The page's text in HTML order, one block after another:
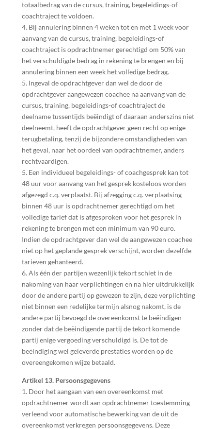
totaalbedrag van de cursus, training, begeleidings-of
coachtraject te voldoen.
4. Bij annulering binnen 4 weken tot en met 1 week voor
aanvang van de cursus, training, begeleidings-of
coachtraject is opdrachtnemer gerechtigd om 50% van
het verschuldigde bedrag in rekening te brengen en bij
annulering binnen een week het volledige bedrag.
5. Ingeval de opdrachtgever dan wel de door de
opdrachtgever aangewezen coachee na aanvang van de
cursus, training, begeleidings-of coachtraject de
deelname tussentijds beëindigt of daaraan anderszins niet
deelneemt, heeft de opdrachtgever geen recht op enige
terugbetaling, tenzij de bijzondere omstandigheden van
het geval, naar het oordeel van opdrachtnemer, anders
rechtvaardigen.
5. Een individueel begeleidings- of coachgesprek kan tot
48 uur voor aanvang van het gesprek kosteloos worden
afgezegd c.q. verplaatst. Bij afzegging c.q. verplaatsing
binnen 48 uur is opdrachtnemer gerechtigd om het
volledige tarief dat is afgesproken voor het gesprek in
rekening te brengen met een minimum van 90 euro.
Indien de opdrachtgever dan wel de aangewezen coachee
niet op het geplande gesprek verschijnt, worden dezelfde
tarieven gehanteerd.
6. Als één der partijen wezenlijk tekort schiet in de
nakoming van haar verplichtingen en na hier uitdrukkelijk
door de andere partij op gewezen te zijn, deze verplichting
niet binnen een redelijke termijn alsnog nakomt, is de
andere partij bevoegd de overeenkomst te beëindigen
zonder dat de beëindigende partij de tekort komende
partij enige vergoeding verschuldigd is. De tot de
beëindiging wel geleverde prestaties worden op de
overeengekomen wijze betaald.
Artikel 13. Persoonsgegevens
1. Door het aangaan van een overeenkomst met
opdrachtnemer wordt aan opdrachtnemer toestemming
verleend voor automatische bewerking van de uit de
overeenkomst verkregen persoonsgegevens. Deze